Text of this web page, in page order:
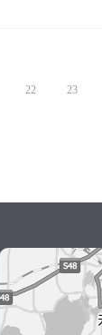
22 23